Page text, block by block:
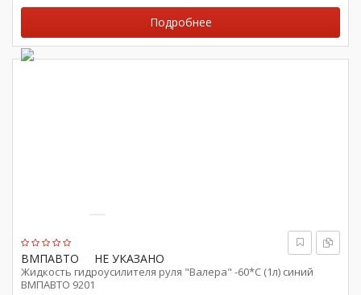
Подробнее
ВМПАВТО НЕ УКАЗАНО
Жидкость гидроусилителя руля "Валера" -60*С (1л) синий
ВМПАВТО 9201